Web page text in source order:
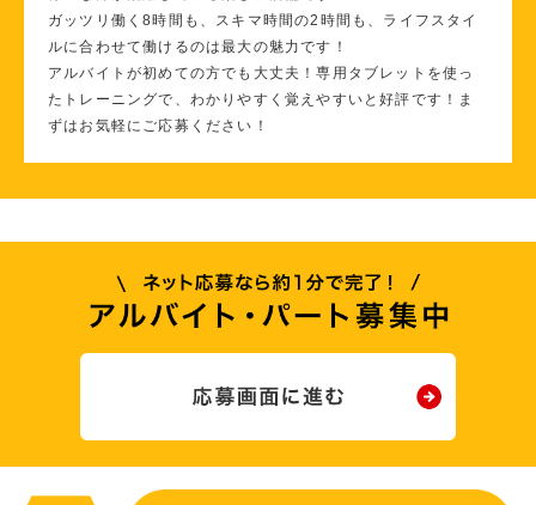
ガッツリ働く8時間も、スキマ時間の2時間も、ライフスタイ
ルに合わせて働けるのは最大の魅力です！
アルバイトが初めての方でも大丈夫！専用タブレットを使っ
たトレーニングで、わかりやすく覚えやすいと好評です！ま
ずはお気軽にご応募ください！